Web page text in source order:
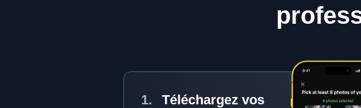
Téléchargez vos